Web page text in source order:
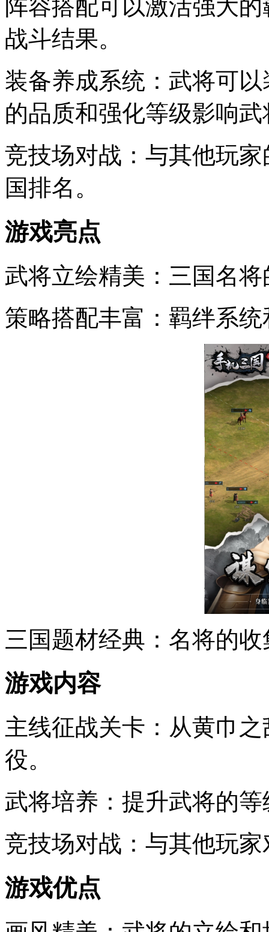
阵容搭配可以激活强大
战斗结果。
装备养成系统：武将可
的品质和强化等级影响
竞技场对战：与其他玩
国排名。
游戏亮点
武将立绘精美：三国名
策略搭配丰富：羁绊系
三国题材经典：名将的
游戏内容
主线征战关卡：从黄巾
役。
武将培养：提升武将的
竞技场对战：与其他玩家
游戏优点